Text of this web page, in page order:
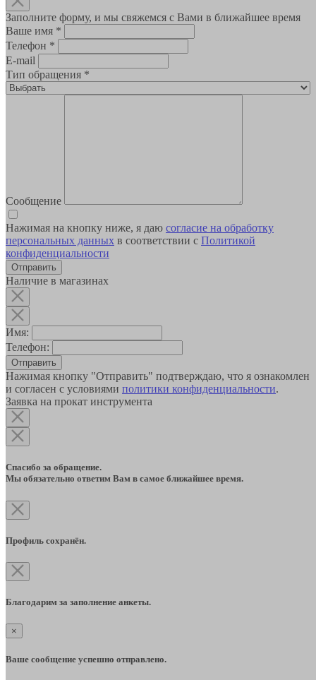
Заполните форму, и мы свяжемся с Вами в ближайшее время
Ваше имя *
Телефон *
E-mail
Тип обращения *
Сообщение
Нажимая на кнопку ниже, я даю согласие на обработку
персональных данных в соответствии с Политикой
конфиденциальности
Наличие в магазинах
Имя:
Телефон:
Отправить
Нажимая кнопку "Отправить" подтверждаю, что я ознакомлен
и согласен с условиями политики конфиденциальности.
Заявка на прокат инструмента
Спасибо за обращение.
Мы обязательно ответим Вам в самое ближайшее время.
Профиль сохранён.
Благодарим за заполнение анкеты.
×
Ваше сообщение успешно отправлено.